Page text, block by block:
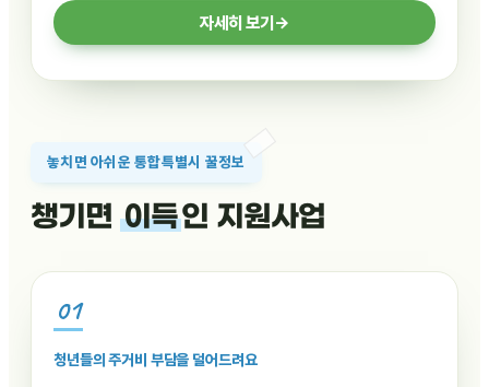
자세히 보기→
놓치면 아쉬운 통합특별시 꿀정보
챙기면 이득인 지원사업
청년들의 주거비 부담을 덜어드려요